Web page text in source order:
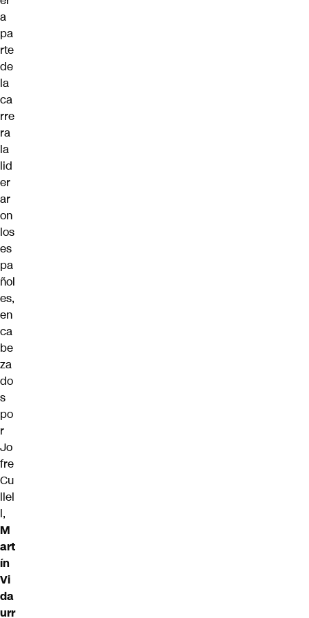
a
pa
rte
de
la
ca
rre
ra
la
lid
er
ar
on
los
es
pa
ñol
es,
en
ca
be
za
do
s
po
r
Jo
fre
Cu
llel
l,
M
art
ín
Vi
da
urr